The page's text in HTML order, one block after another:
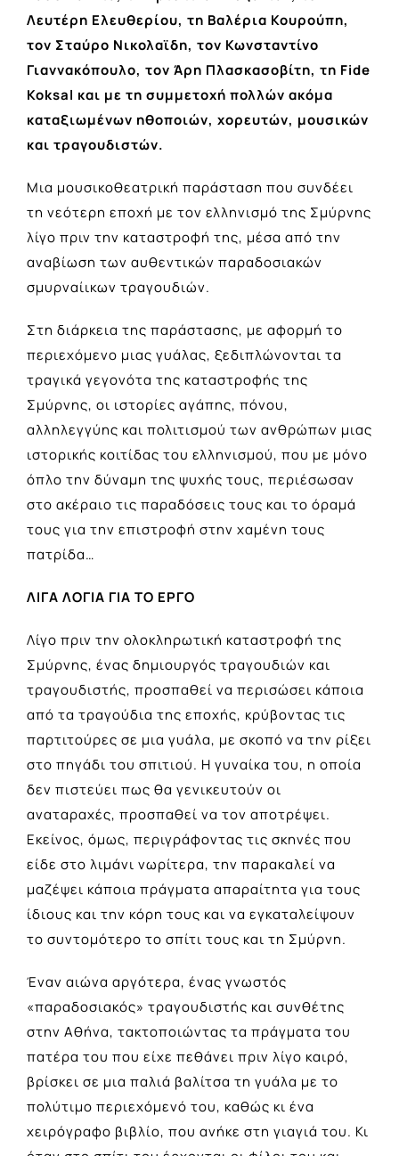
Λευτέρη Ελευθερίου, τη Βαλέρια Κουρούπη,
τον Σταύρο Νικολαϊδη, τον Κωνσταντίνο
Γιαννακόπουλο, τον Άρη Πλασκασοβίτη, τη Fide
Koksal και με τη συμμετοχή πολλών ακόμα
καταξιωμένων ηθοποιών, χορευτών, μουσικών
και τραγουδιστών.
Μια μουσικοθεατρική παράσταση που συνδέει
τη νεότερη εποχή με τον ελληνισμό της Σμύρνης
λίγο πριν την καταστροφή της, μέσα από την
αναβίωση των αυθεντικών παραδοσιακών
σμυρναίικων τραγουδιών.
Στη διάρκεια της παράστασης, με αφορμή το
περιεχόμενο μιας γυάλας, ξεδιπλώνονται τα
τραγικά γεγονότα της καταστροφής της
Σμύρνης, οι ιστορίες αγάπης, πόνου,
αλληλεγγύης και πολιτισμού των ανθρώπων μιας
ιστορικής κοιτίδας του ελληνισμού, που με μόνο
όπλο την δύναμη της ψυχής τους, περιέσωσαν
στο ακέραιο τις παραδόσεις τους και το όραμά
τους για την επιστροφή στην χαμένη τους
πατρίδα…
ΛΙΓΑ ΛΟΓΙΑ ΓΙΑ ΤΟ ΕΡΓΟ
Λίγο πριν την ολοκληρωτική καταστροφή της
Σμύρνης, ένας δημιουργός τραγουδιών και
τραγουδιστής, προσπαθεί να περισώσει κάποια
από τα τραγούδια της εποχής, κρύβοντας τις
παρτιτούρες σε μια γυάλα, με σκοπό να την ρίξει
στο πηγάδι του σπιτιού. Η γυναίκα του, η οποία
δεν πιστεύει πως θα γενικευτούν οι
αναταραχές, προσπαθεί να τον αποτρέψει.
Εκείνος, όμως, περιγράφοντας τις σκηνές που
είδε στο λιμάνι νωρίτερα, την παρακαλεί να
μαζέψει κάποια πράγματα απαραίτητα για τους
ίδιους και την κόρη τους και να εγκαταλείψουν
το συντομότερο το σπίτι τους και τη Σμύρνη.
Έναν αιώνα αργότερα, ένας γνωστός
«παραδοσιακός» τραγουδιστής και συνθέτης
στην Αθήνα, τακτοποιώντας τα πράγματα του
πατέρα του που είχε πεθάνει πριν λίγο καιρό,
βρίσκει σε μια παλιά βαλίτσα τη γυάλα με το
πολύτιμο περιεχόμενό του, καθώς κι ένα
χειρόγραφο βιβλίο, που ανήκε στη γιαγιά του. Κι